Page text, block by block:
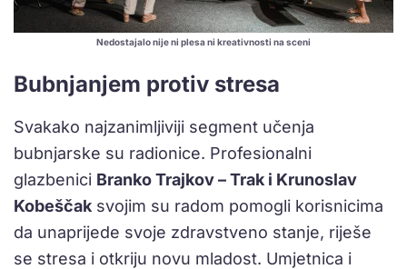
Nedostajalo nije ni plesa ni kreativnosti na sceni
Bubnjanjem protiv stresa
Svakako najzanimljiviji segment učenja
bubnjarske su radionice. Profesionalni
glazbenici Branko Trajkov – Trak i Krunoslav
Kobeščak svojim su radom pomogli korisnicima
da unaprijede svoje zdravstveno stanje, riješe
se stresa i otkriju novu mladost. Umjetnica i